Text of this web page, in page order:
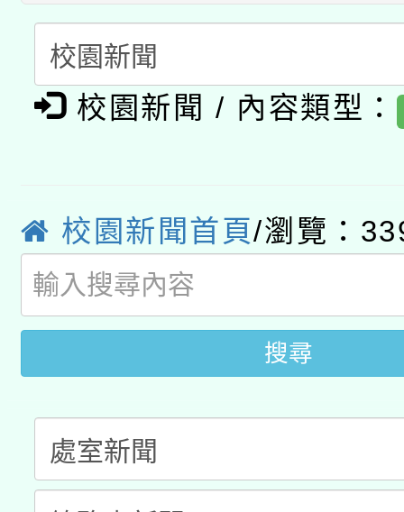
暨閱讀推動專業研習
科技賦能─人工智慧
礎課程
A3數位素養講師名單
「數位內容與教學軟
薪期間赴陸應申請許可
轉知經濟部水利署委託
業技術研究院辦理「
用水績優單位及節水達
115年8月22日(星期六
桃園市孔廟祈福系列
開 智慧啟航」
2026年桃園地景藝術
校園新聞 / 內容類型：
校園新聞首頁/瀏覽：
搜尋